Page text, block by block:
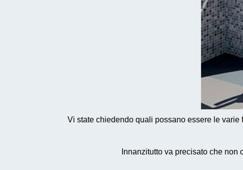
Vi state chiedendo quali possano essere le varie
Innanzitutto va precisato che